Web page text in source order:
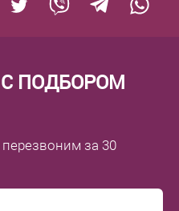
ПОДБОРОМ
за 30